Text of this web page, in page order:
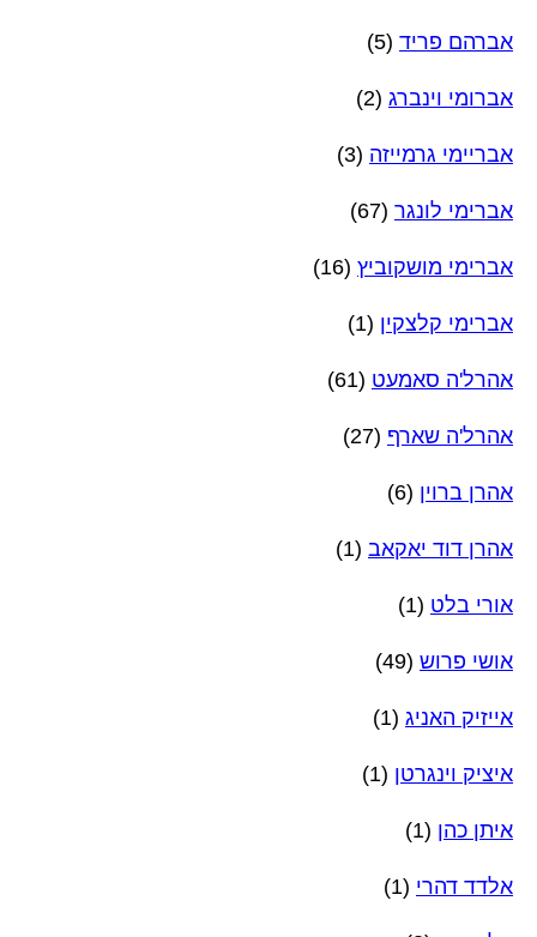
אברהם פריד (5)
אברומי וינברג (2)
אבריימי גרמייזה (3)
אברימי לונגר (67)
אברימי מושקוביץ (16)
אברימי קלצקין (1)
אהרל'ה סאמעט (61)
אהרל'ה שארף (27)
אהרן ברוין (6)
אהרן דוד יאקאב (1)
אורי בלט (1)
אושי פרוש (49)
אייזיק האניג (1)
איציק וינגרטן (1)
איתן כהן (1)
אלדד דהרי (1)